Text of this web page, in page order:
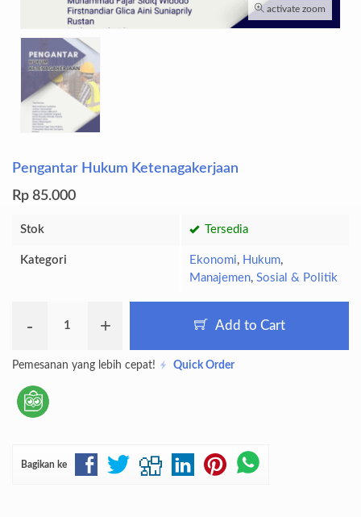
activate zoom
Pengantar Hukum Ketenagakerjaan
Rp 85.000
Stok Tersedia
Kategori Ekonomi, Hukum,
Manajemen, Sosial & Politik
- + Add to Cart
Pemesanan yang lebih cepat! Quick Order
Bagikan ke